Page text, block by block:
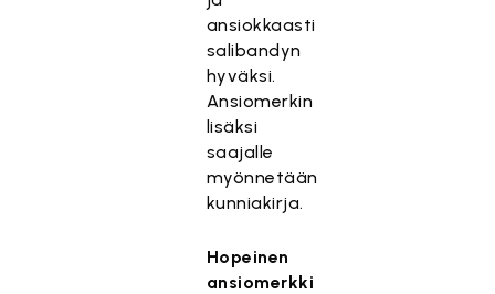
ansiokkaasti
salibandyn
hyväksi.
Ansiomerkin
lisäksi
saajalle
myönnetään
kunniakirja.
Hopeinen
ansiomerkki